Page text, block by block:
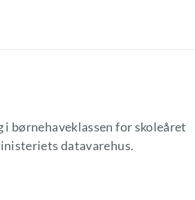
børnehaveklassen for skoleåret
datavarehus.